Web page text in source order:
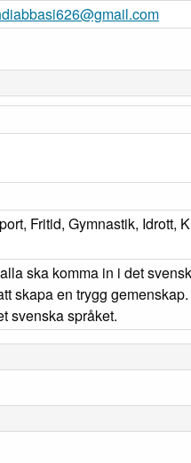
Fritid, Gymnastik, Idrott,
ska komma in i det
skapa en trygg gemenskap.
svenska språket.